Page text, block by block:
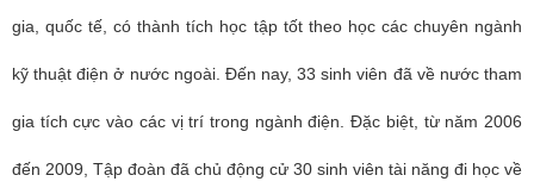
gia, quốc tế, có thành tích học tập tốt theo học các chuyên ngành
kỹ thuật điện ở nước ngoài. Đến nay, 33 sinh viên đã về nước tham
gia tích cực vào các vị trí trong ngành điện. Đặc biệt, từ năm 2006
đến 2009, Tập đoàn đã chủ động cử 30 sinh viên tài năng đi học về